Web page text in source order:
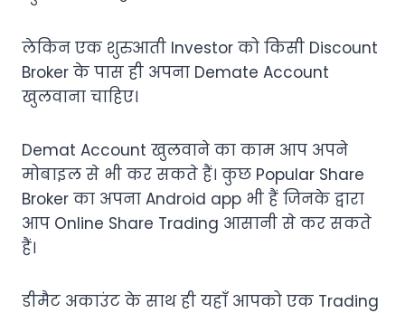
लेकिन एक शुरुआती Investor को किसी Discount
Broker के पास ही अपना Demate Account
खुलवाना चाहिए।
Demat Account खुलवाने का काम आप अपने
मोबाइल से भी कर सकते हैं। कुछ Popular Share
Broker का अपना Android app भी हैं जिनके द्वारा
आप Online Share Trading आसानी से कर सकते
हैं।
डीमैट अकाउंट के साथ ही यहाँ आपको एक Trading